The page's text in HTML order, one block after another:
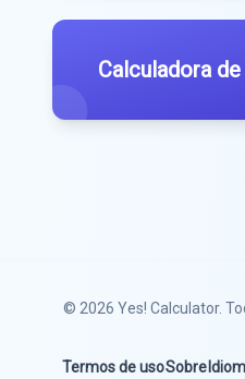
Calculadora
© 2026 Yes! Calculator.
Termos de usoSobre